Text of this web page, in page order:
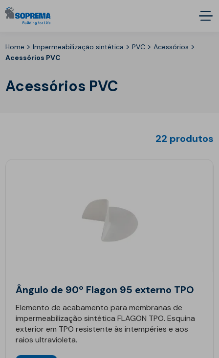
Home >Impermeabilização sintética >PVC >Acessórios >
Acessórios PVC
Acessórios PVC
22 produtos
Ângulo de 90º Flagon 95 externo TPO
Elemento de acabamento para membranas de
impermeabilização sintética FLAGON TPO. Esquina
exterior em TPO resistente às intempéries e aos
raios ultravioleta.